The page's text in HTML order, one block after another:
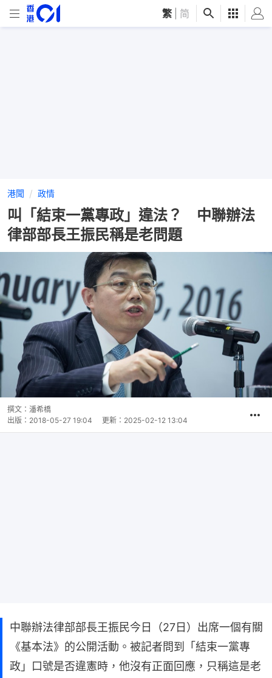
繁 简
港聞 政情
叫「結束一黨專政」違法？ 中聯辦法
律部部長王振民稱是老問題
撰文： 潘希橋
出版： 2018-05-27 19:04 更新： 2025-02-12 13:04
中聯辦法律部部長王振民今日（27日）出席一個有關
《基本法》的公開活動。被記者問到「結束一黨專
政」口號是否違憲時，他沒有正面回應，只稱這是老